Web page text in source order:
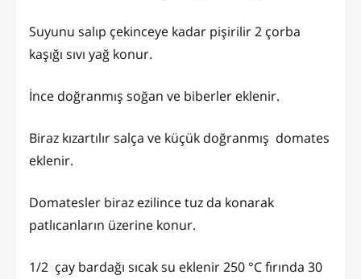
Suyunu salıp çekinceye kadar pişirilir 2 çorba
kaşığı sıvı yağ konur.
İnce doğranmış soğan ve biberler eklenir.
Biraz kızartılır salça ve küçük doğranmış domates
eklenir.
Domatesler biraz ezilince tuz da konarak
patlıcanların üzerine konur.
1/2 çay bardağı sıcak su eklenir 250 °C fırında 30